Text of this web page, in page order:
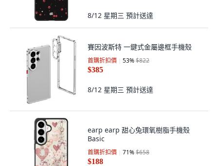
8/12 星期三 預計送達
賽因波斯特 一鍵式金屬邊框手機殼
首購折扣價 53%$822
$385
8/12 星期三 預計送達
earp earp 甜心兔環氧樹脂手機殼
Basic
首購折扣價 71%$658
$188